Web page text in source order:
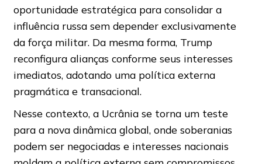
oportunidade estratégica para consolidar a
influência russa sem depender exclusivamente
da força militar. Da mesma forma, Trump
reconfigura alianças conforme seus interesses
imediatos, adotando uma política externa
pragmática e transacional.
Nesse contexto, a Ucrânia se torna um teste
para a nova dinâmica global, onde soberanias
podem ser negociadas e interesses nacionais